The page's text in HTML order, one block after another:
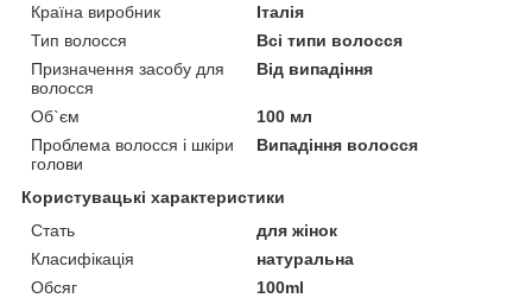
Країна виробник
Італія
Тип волосся
Всі типи волосся
Призначення засобу для
волосся
Від випадіння
Об`єм
100 мл
Проблема волосся і шкіри
голови
Випадіння волосся
Користувацькi характеристики
Стать
для жінок
Класифікація
натуральна
Обсяг
100ml